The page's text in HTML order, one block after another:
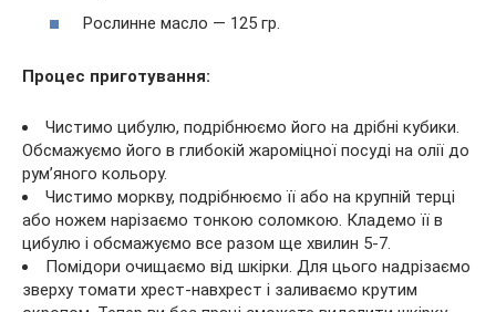
Рослинне масло — 125 гр.
Процес приготування:
Чистимо цибулю, подрібнюємо його на дрібні кубики.
Обсмажуємо його в глибокій жароміцної посуді на олії до
рум’яного кольору.
Чистимо моркву, подрібнюємо її або на крупній терці
або ножем нарізаємо тонкою соломкою. Кладемо її в
цибулю і обсмажуємо все разом ще хвилин 5-7.
Помідори очищаємо від шкірки. Для цього надрізаємо
зверху томати хрест-навхрест і заливаємо крутим